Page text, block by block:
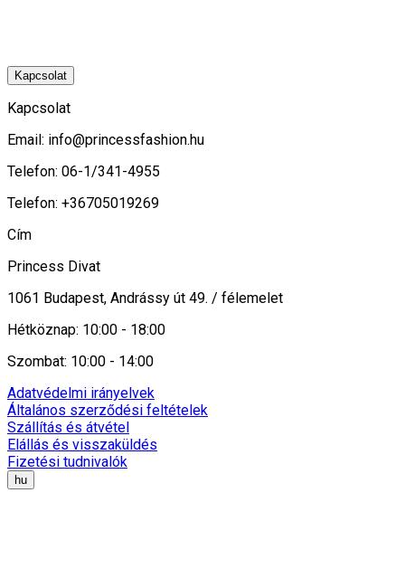
Kapcsolat
Kapcsolat
Email: info@princessfashion.hu
Telefon: 06-1/341-4955
Telefon: +36705019269
Cím
Princess Divat
1061 Budapest, Andrássy út 49. / félemelet
Hétköznap: 10:00 - 18:00
Szombat: 10:00 - 14:00
Adatvédelmi irányelvek
Általános szerződési feltételek
Szállítás és átvétel
Elállás és visszaküldés
Fizetési tudnivalók
hu